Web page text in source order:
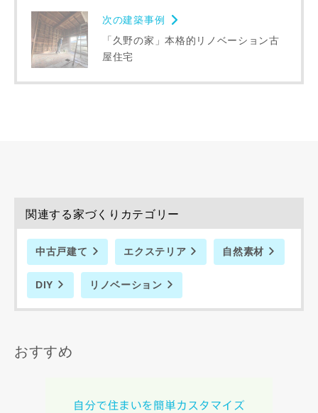
次の建築事例
「久野の家」本格的リノベーション古
屋住宅
関連する家づくりカテゴリー
中古戸建て エクステリア 自然素材
DIY リノベーション
おすすめ